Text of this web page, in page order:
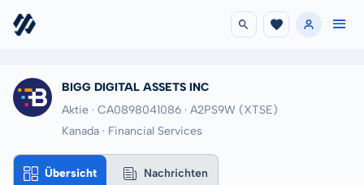
BIGG DIGITAL ASSETS INC
Aktie · CA0898041086 · A2PS9W (XTSE)
Kanada · Financial Services
Übersicht Nachrichten